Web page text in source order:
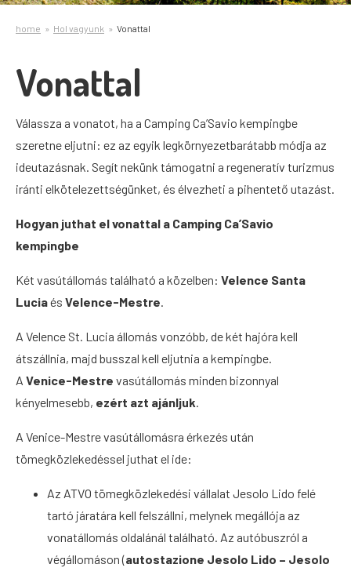
home Hol vagyunk Vonattal
Vonattal
Válassza a vonatot, ha a Camping Ca’Savio kempingbe
szeretne eljutni: ez az egyik legkörnyezetbarátabb módja az
ideutazásnak. Segít nekünk támogatni a regeneratív turizmus
iránti elkötelezettségünket, és élvezheti a pihentető utazást.
Hogyan juthat el vonattal a Camping Ca’Savio
kempingbe
Két vasútállomás található a közelben: Velence Santa
Luciaés Velence-Mestre.
A Velence St. Lucia állomás vonzóbb, de két hajóra kell
átszállnia, majd busszal kell eljutnia a kempingbe.
A Venice-Mestre vasútállomás minden bizonnyal
kényelmesebb, ezért azt ajánljuk.
A Venice-Mestre vasútállomásra érkezés után
tömegközlekedéssel juthat el ide:
Az ATVO tömegközlekedési vállalat Jesolo Lido felé
tartó járatára kell felszállni, melynek megállója az
vonatállomás oldalánál található. Az autóbuszról a
végállomáson (autostazione Jesolo Lido – Jesolo